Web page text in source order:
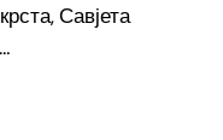
Савјета